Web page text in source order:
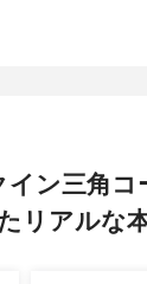
イン三角
リアルな